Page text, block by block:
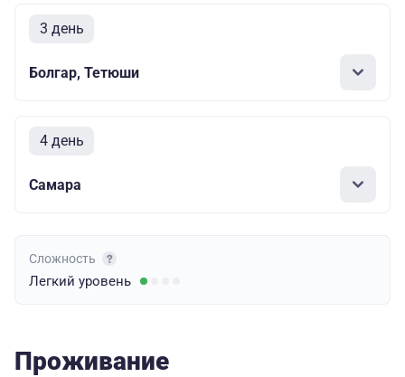
3 день
Болгар, Тетюши
4 день
Самара
Сложность
Легкий уровень
Проживание